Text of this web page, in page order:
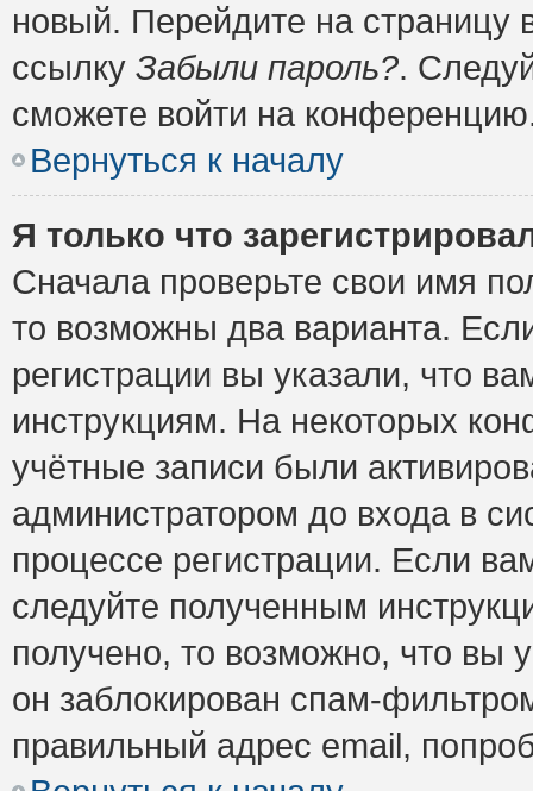
новый. Перейдите на
ссылку Забыли пароль?.
сможете войти на
Вернуться к началу
Я только что
Сначала проверьте свои имя
то возможны два варианта.
регистрации вы указали, что
инструкциям. На некоторых
учётные записи были
администратором до входа в
процессе регистрации. Если
следуйте полученным
получено, то возможно, что вы
он заблокирован спам-
правильный адрес email,